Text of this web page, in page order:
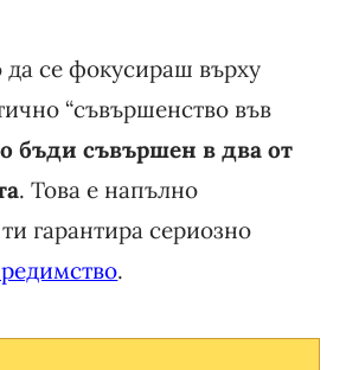
да се фокусираш върху
“съвършенство във
бъди съвършен в два от
. Това е напълно
гарантира сериозно
.